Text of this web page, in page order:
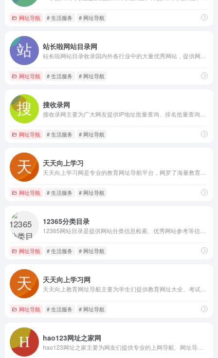
网址导航 # 生活服务 # 网址导航
站长啦网站目录网
网址导航 # 生活服务 # 网址导航
搜收录网
网址导航 # 生活服务 # 网址导航
天天向上学习
网址导航 # 生活服务 # 网址导航
12365分类目录
网址导航 # 生活服务 # 网址导航
天天向上学习网
网址导航 # 生活服务 # 网址导航
hao123网址之家网